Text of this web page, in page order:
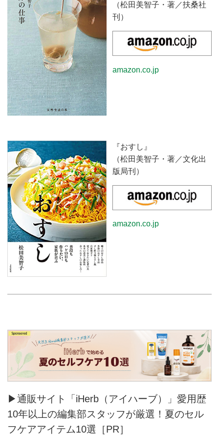
（松田美智子・著／扶桑社
刊）
amazon.co.jp
『おすし』
（松田美智子・著／文化出
版局刊）
amazon.co.jp
▶通販サイト「iHerb（アイハーブ）」愛用歴
10年以上の編集部スタッフが厳選！夏のセル
フケアアイテム10選［PR］